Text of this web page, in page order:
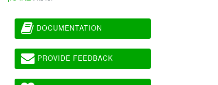
DOCUMENTATION
PROVIDE FEEDBACK